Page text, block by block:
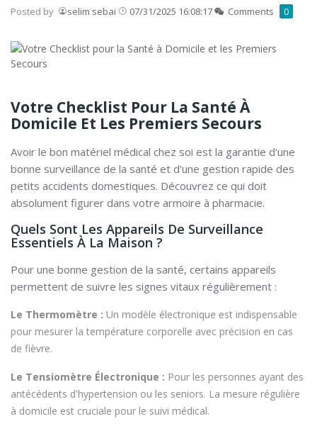
Posted by selim sebai 07/31/2025 16:08:17 Comments 0
Votre Checklist Pour La Santé À
Domicile Et Les Premiers Secours
Avoir le bon matériel médical chez soi est la garantie d'une
bonne surveillance de la santé et d'une gestion rapide des
petits accidents domestiques. Découvrez ce qui doit
absolument figurer dans votre armoire à pharmacie.
Quels Sont Les Appareils De Surveillance
Essentiels À La Maison ?
Pour une bonne gestion de la santé, certains appareils
permettent de suivre les signes vitaux régulièrement :
Le Thermomètre : Un modèle électronique est indispensable
pour mesurer la température corporelle avec précision en cas
de fièvre.
Le Tensiomètre Électronique : Pour les personnes ayant des
antécédents d'hypertension ou les seniors. La mesure régulière
à domicile est cruciale pour le suivi médical.